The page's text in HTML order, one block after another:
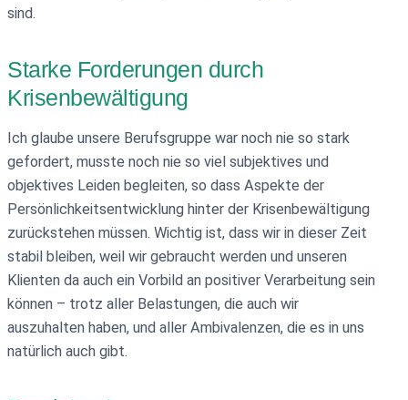
sind.
Starke Forderungen durch
Krisenbewältigung
Ich glaube unsere Berufsgruppe war noch nie so stark
gefordert, musste noch nie so viel subjektives und
objektives Leiden begleiten, so dass Aspekte der
Persönlichkeitsentwicklung hinter der Krisenbewältigung
zurückstehen müssen. Wichtig ist, dass wir in dieser Zeit
stabil bleiben, weil wir gebraucht werden und unseren
Klienten da auch ein Vorbild an positiver Verarbeitung sein
können – trotz aller Belastungen, die auch wir
auszuhalten haben, und aller Ambivalenzen, die es in uns
natürlich auch gibt.